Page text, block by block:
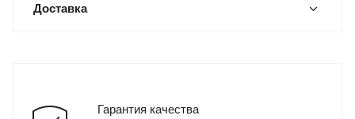
Доставка
Гарантия качества